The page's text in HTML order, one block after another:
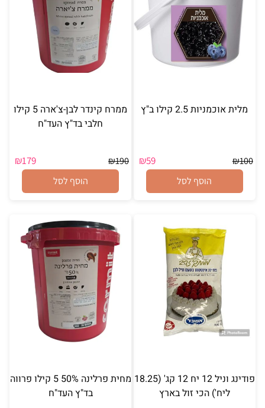
מלית אוכמניות 2.5 קילו ב"ץ
₪100
₪59
הוסף לסל
ממרח קינדר לבן-צ'ארה 5 קילו
חלבי בד"ץ העד"ח
₪190
₪179
הוסף לסל
פודינג וניל 12 יח 12 קג' (18.25
ליח') הכי זול בארץ
מחית פרלינה 50% 5 קילו פרווה
בד"ץ העד"ח